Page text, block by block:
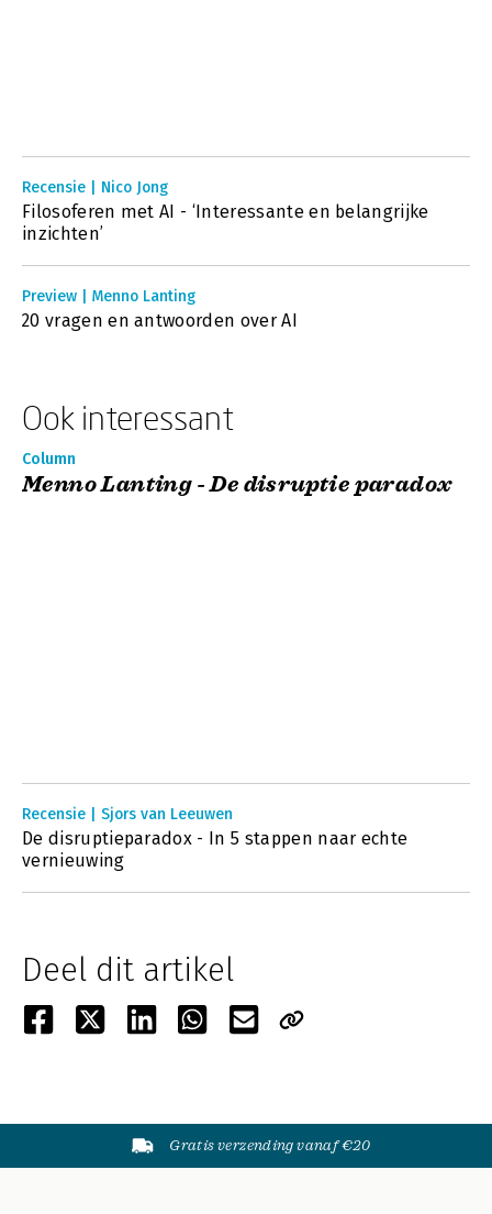
Recensie | Nico Jong
Filosoferen met AI - ‘Interessante en belangrijke
inzichten’
Preview | Menno Lanting
20 vragen en antwoorden over AI
Ook interessant
Column
Menno Lanting - De disruptie paradox
Recensie | Sjors van Leeuwen
De disruptieparadox - In 5 stappen naar echte
vernieuwing
Deel dit artikel
Gratis verzending vanaf €20